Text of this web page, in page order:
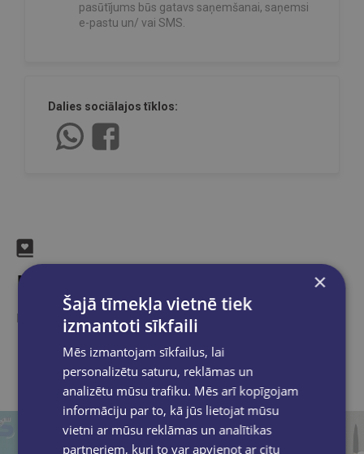
pasūtījums būs gatavs saņemšanai, saņemsi
e-pastu un/ vai SMS.
Dalies sociālajos tīklos:
Līdzīgas preces
Ieskaties, varbūt noder
×
Šajā tīmekļa vietnē tiek
izmantoti sīkfaili
Mēs izmantojam sīkfailus, lai
personalizētu saturu, reklāmas un
analizētu mūsu trafiku. Mēs arī kopīgojam
informāciju par to, kā jūs lietojat mūsu
vietni ar mūsu reklāmas un analītikas
partneriem, kuri to var apvienot ar citu